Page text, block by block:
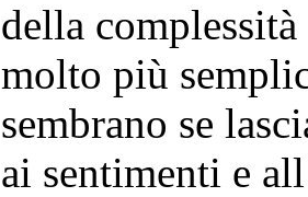
della
molto più
sembrano se
ai sentimenti e